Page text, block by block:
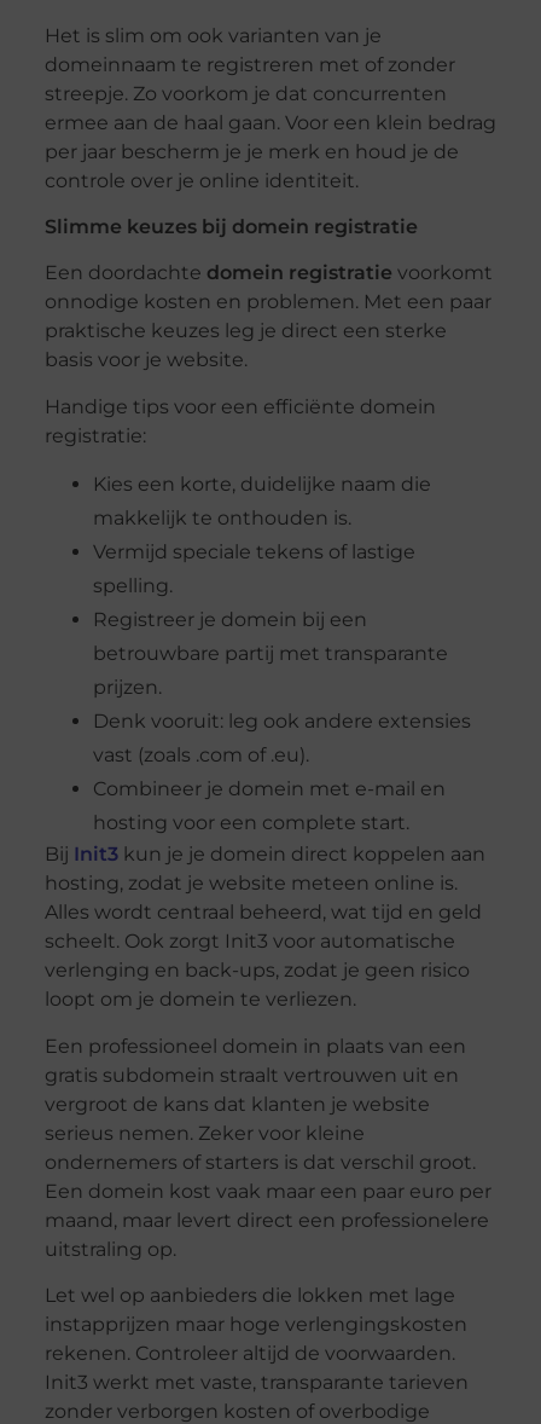
Het is slim om ook varianten van je
domeinnaam te registreren met of zonder
streepje. Zo voorkom je dat concurrenten
ermee aan de haal gaan. Voor een klein bedrag
per jaar bescherm je je merk en houd je de
controle over je online identiteit.
Slimme keuzes bij domein registratie
Een doordachte domein registratie voorkomt
onnodige kosten en problemen. Met een paar
praktische keuzes leg je direct een sterke
basis voor je website.
Handige tips voor een efficiënte domein
registratie:
Kies een korte, duidelijke naam die
makkelijk te onthouden is.
Vermijd speciale tekens of lastige
spelling.
Registreer je domein bij een
betrouwbare partij met transparante
prijzen.
Denk vooruit: leg ook andere extensies
vast (zoals .com of .eu).
Combineer je domein met e-mail en
hosting voor een complete start.
Bij Init3kun je je domein direct koppelen aan
hosting, zodat je website meteen online is.
Alles wordt centraal beheerd, wat tijd en geld
scheelt. Ook zorgt Init3 voor automatische
verlenging en back-ups, zodat je geen risico
loopt om je domein te verliezen.
Een professioneel domein in plaats van een
gratis subdomein straalt vertrouwen uit en
vergroot de kans dat klanten je website
serieus nemen. Zeker voor kleine
ondernemers of starters is dat verschil groot.
Een domein kost vaak maar een paar euro per
maand, maar levert direct een professionelere
uitstraling op.
Let wel op aanbieders die lokken met lage
instapprijzen maar hoge verlengingskosten
rekenen. Controleer altijd de voorwaarden.
Init3 werkt met vaste, transparante tarieven
zonder verborgen kosten of overbodige